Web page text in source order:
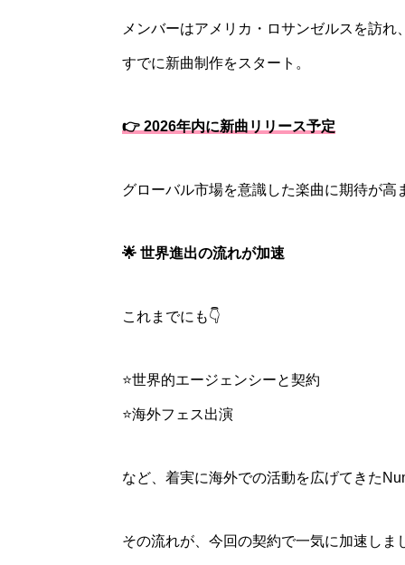
メンバーはアメリカ・ロサンゼルスを訪れ、
すでに新曲制作をスタート。
👉 2026年内に新曲リリース予定
グローバル市場を意識した楽曲に期待が高
🌟 世界進出の流れが加速
これまでにも👇
⭐世界的エージェンシーと契約
⭐海外フェス出演
など、着実に海外での活動を広げてきた
その流れが、今回の契約で一気に加速しま